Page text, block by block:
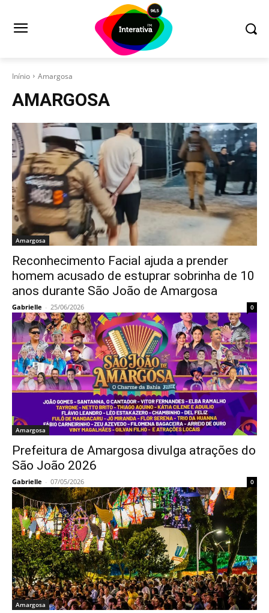
Inínio Amargosa
AMARGOSA
Amargosa
Reconhecimento Facial ajuda a prender
homem acusado de estuprar sobrinha de 10
anos durante São João de Amargosa
Gabrielle - 25/06/2026 0
Amargosa
Prefeitura de Amargosa divulga atrações do
São João 2026
Gabrielle - 07/05/2026 0
Amargosa